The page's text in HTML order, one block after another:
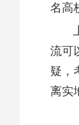
名高
流可
疑，
离实